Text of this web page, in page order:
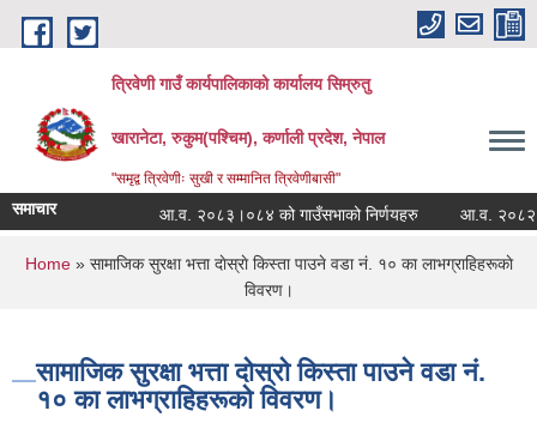
Skip to main content
त्रिवेणी गाउँ कार्यपालिकाको कार्यालय सिम्रुतु
खारानेटा, रुकुम(पश्‍चिम), कर्णाली प्रदेश, नेपाल
"समृद्व त्रिवेणीः सुखी र सम्मानित त्रिवेणीबासी"
समाचार आ.व. २०८३।०८४ को गाउँसभाको निर्णयहरु आ.व.
You are here
Home» सामाजिक सुरक्षा भत्ता दाेस्राे किस्ता पाउने वडा नं. १० का लाभग्राहिहरूकाे
विवरण।
सामाजिक सुरक्षा भत्ता दाेस्राे किस्ता पाउने वडा नं.
१० का लाभग्राहिहरूकाे विवरण।